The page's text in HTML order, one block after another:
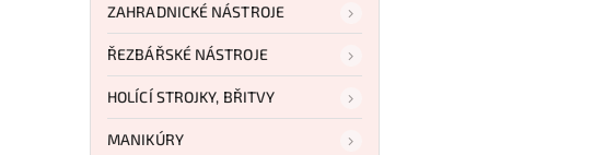
ZAHRADNICKÉ NÁSTROJE
ŘEZBÁŘSKÉ NÁSTROJE
HOLÍCÍ STROJKY, BŘITVY
MANIKÚRY